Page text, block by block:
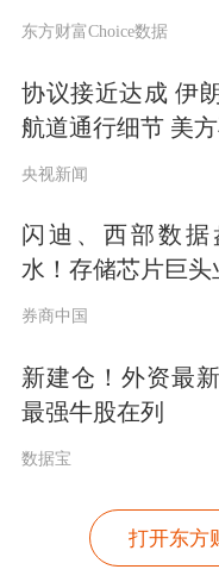
东方财富Choice数据
协议接近达成 伊
航道通行细节 美
央视新闻
闪迪、西部数据
水！存储芯片巨头
券商中国
新建仓！外资最
最强牛股在列
数据宝
打开东方